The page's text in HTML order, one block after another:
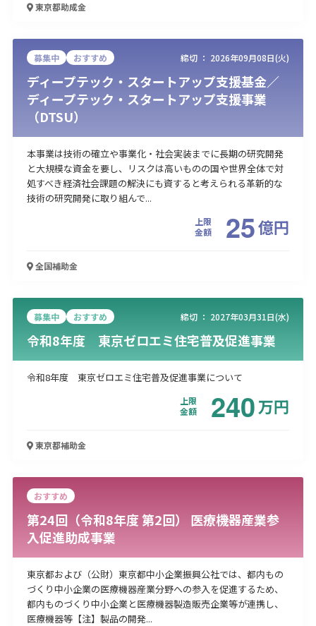
東京都助成金
募集中 おすすめ 締切 ： 2026年09月08日(火)
ディープテック・スタートアップ支援基金／
ディープテック・スタートアップ支援事業
（DTSU）
本事業は技術の確立や事業化・社会実装までに長期の研究開発
と大規模な資金を要し、リスクは高いものの国や世界全体で対
処すべき経済社会課題の解決にも資すると考えられる革新的な
技術の研究開発に取り組んで...
上限
金額
25億円
全国補助金
募集中 おすすめ 締切 ： 2027年03月31日(水)
令和8年度 東京ゼロエミ住宅普及促進事業
令和8年度 東京ゼロエミ住宅普及促進事業について
上限
金額
240万円
東京都補助金
おすすめ
第24回（令和8年度 第2回） 医療機器産業参
入促進助成事業
東京都および（公財）東京都中小企業振興公社では、都内もの
づくり中小企業の医療機器産業分野への参入を促進するため、
都内ものづくり中小企業と医療機器製造販売企業等が連携し、
医療機器等【注】製品の開発...